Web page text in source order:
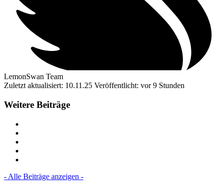
LemonSwan Team
Zuletzt aktualisiert: 10.11.25 Veröffentlicht: vor 9 Stunden
Weitere Beiträge
- Alle Beiträge anzeigen -